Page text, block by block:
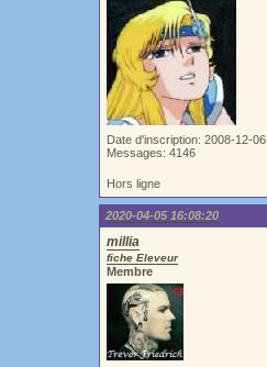
Date d'inscription: 2008-12-06
Messages: 4146
Hors ligne
2020-04-05 16:08:20
millia
fiche Eleveur
Membre